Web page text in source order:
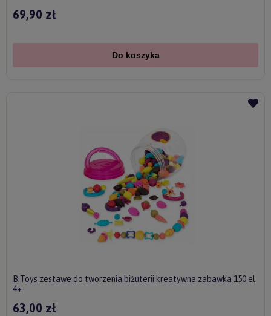
69,90 zł
Do koszyka
B.Toys zestawe do tworzenia biżuterii kreatywna zabawka 150 el.
4+
63,00 zł